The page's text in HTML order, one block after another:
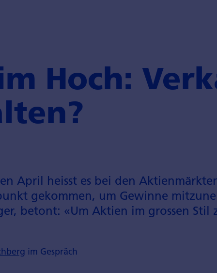
Hoch:
April heisst es bei den
gekommen, um Gewinne
betont: «Um Aktien im grossen Stil
im Gespräch